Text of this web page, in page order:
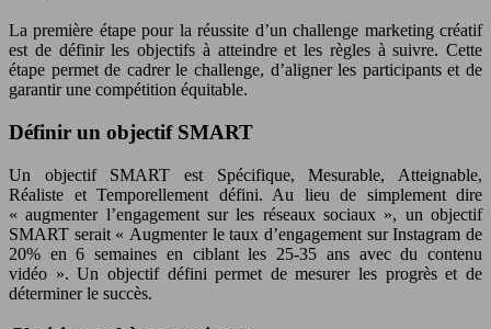
La première étape pour la réussite d’un challenge marketing créatif
est de définir les objectifs à atteindre et les règles à suivre. Cette
étape permet de cadrer le challenge, d’aligner les participants et de
garantir une compétition équitable.
Définir un objectif SMART
Un objectif SMART est Spécifique, Mesurable, Atteignable,
Réaliste et Temporellement défini. Au lieu de simplement dire
« augmenter l’engagement sur les réseaux sociaux », un objectif
SMART serait « Augmenter le taux d’engagement sur Instagram de
20% en 6 semaines en ciblant les 25-35 ans avec du contenu
vidéo ». Un objectif défini permet de mesurer les progrès et de
déterminer le succès.